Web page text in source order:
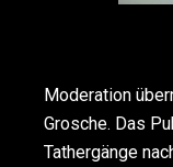
Moderation
Grosche. Das
Tathergänge